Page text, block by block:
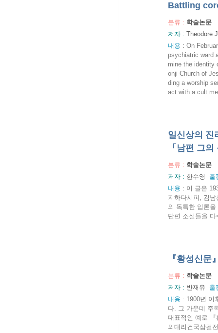
Battling
분류 : 학술논문
저자 : Theodore
내용 : On
psychiatric ward
mine the identity
onji Church of
ding a worship
act with a cult
일신상의 진
「남편 그
분류 : 학술논문
저자 : 한수영
출
내용 : 이 글은
지하다시피, 김
의 독특한 입론
단편 소설들을
『황성신문
분류 : 학술논문
저자 : 반재유
출
내용 : 1900년 이
다. 그 가운데 주
대표적인 예로
의대리건국삼걸